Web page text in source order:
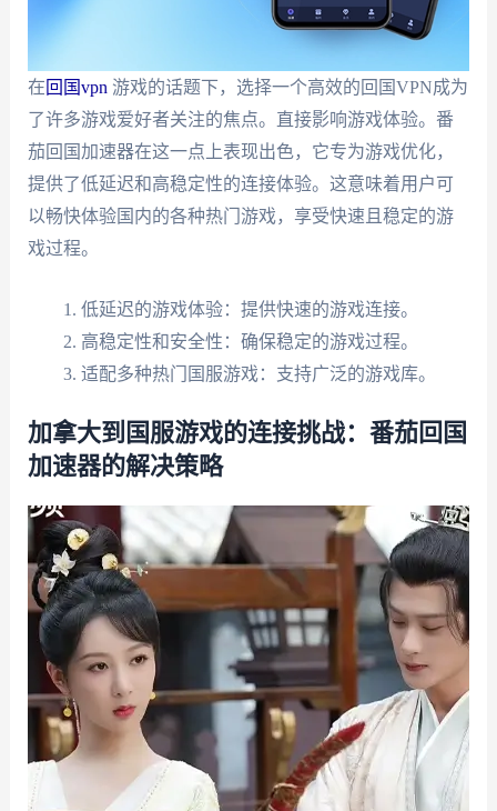
在回国vpn 游戏的话题下，选择一个高效的回国VPN成为
了许多游戏爱好者关注的焦点。直接影响游戏体验。番
茄回国加速器在这一点上表现出色，它专为游戏优化，
提供了低延迟和高稳定性的连接体验。这意味着用户可
以畅快体验国内的各种热门游戏，享受快速且稳定的游
戏过程。
低延迟的游戏体验：提供快速的游戏连接。
高稳定性和安全性：确保稳定的游戏过程。
适配多种热门国服游戏：支持广泛的游戏库。
加拿大到国服游戏的连接挑战：番茄回国
加速器的解决策略